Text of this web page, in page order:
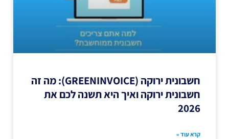
חשבונית ירוקה (GREENINVOICE): מה זה
חשבונית ירוקה ואיך היא תשנה לכם את
2026
קרא עוד »